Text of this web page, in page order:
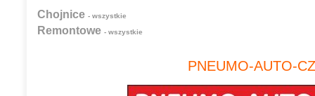
Chojnice - wszystkie
Remontowe - wszystkie
PNEUMO-AUTO-